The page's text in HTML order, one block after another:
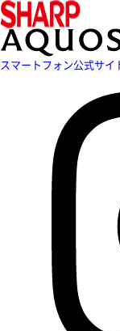
スマートフォン公式サイ